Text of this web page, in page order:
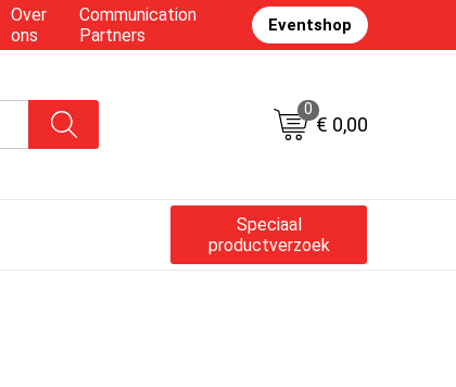
Over
ons
Communication
Partners
Eventshop
0
€ 0,00
Speciaal
productverzoek